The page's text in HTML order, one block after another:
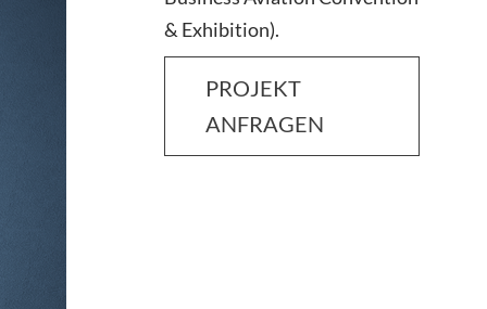
& Exhibition).
PROJEKT
ANFRAGEN